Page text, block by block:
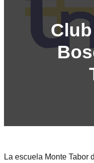
La escuela Monte Tabor